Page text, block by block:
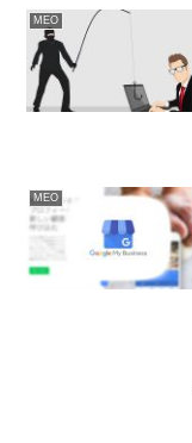
MEO
MEO